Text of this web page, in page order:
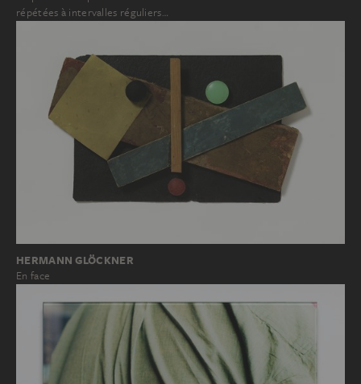
répétées à intervalles réguliers…
HERMANN GLÖCKNER
En face